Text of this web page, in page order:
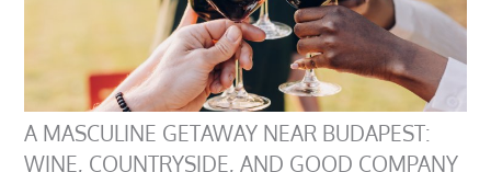
A MASCULINE GETAWAY NEAR BUDAPEST:
WINE, COUNTRYSIDE, AND GOOD COMPANY